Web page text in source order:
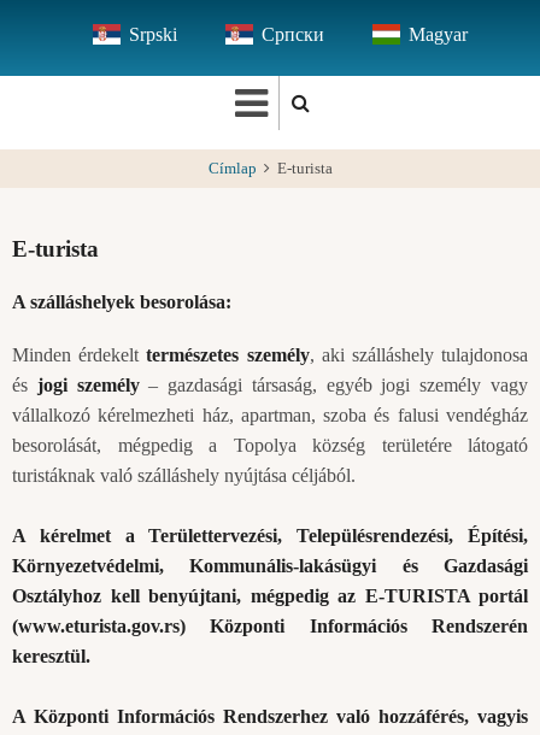
tartalomra
Srpski Српски Magyar
Címlap E-turista
E-turista
A szálláshelyek besorolása:
Minden érdekelttermészetes személy, aki szálláshely tulajdonosa
és jogi személy– gazdasági társaság, egyéb jogi személy vagy
vállalkozó kérelmezheti ház, apartman, szoba és falusi vendégház
besorolását, mégpedig a Topolya község területére látogató
turistáknak való szálláshely nyújtása céljából.
A kérelmet a Területtervezési, Településrendezési, Építési,
Környezetvédelmi, Kommunális-lakásügyi és Gazdasági
Osztályhoz kell benyújtani, mégpedig az E-TURISTA portál
(www.eturista.gov.rs) Központi Információs Rendszerén
keresztül.
A Központi Információs Rendszerhez való hozzáférés, vagyis